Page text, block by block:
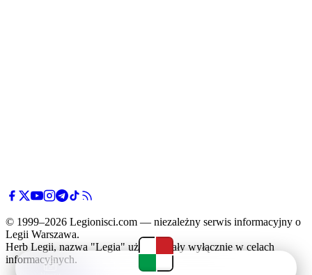
© 1999–2026 Legionisci.com — niezależny serwis informacyjny o
Legii Warszawa.
Herb Legii, nazwa "Legia" użyte zostały wyłącznie w celach
informacyjnych.